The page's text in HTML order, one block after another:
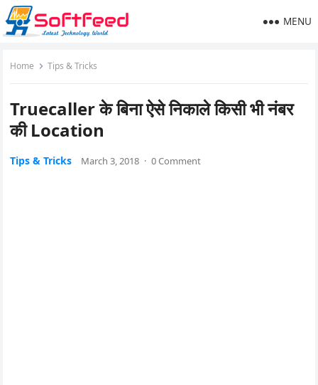
MENU
Home Tips & Tricks
Truecaller के बिना ऐसे निकाले किसी भी नंबर
की Location
Tips & Tricks March 3, 2018 · 0 Comment